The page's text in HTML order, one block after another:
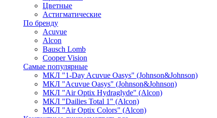
Цветные
Астигматические
По бренду
Acuvue
Alcon
Bausch Lomb
Cooper Vision
Самые популярные
МКЛ "1-Day Acuvue Oasys" (Johnson&Johnson)
МКЛ "Acuvue Oasys" (Johnson&Johnson)
МКЛ "Air Optix Hydraglyde" (Alcon)
МКЛ "Dailies Total 1" (Alcon)
МКЛ "Air Optix Colors" (Alcon)